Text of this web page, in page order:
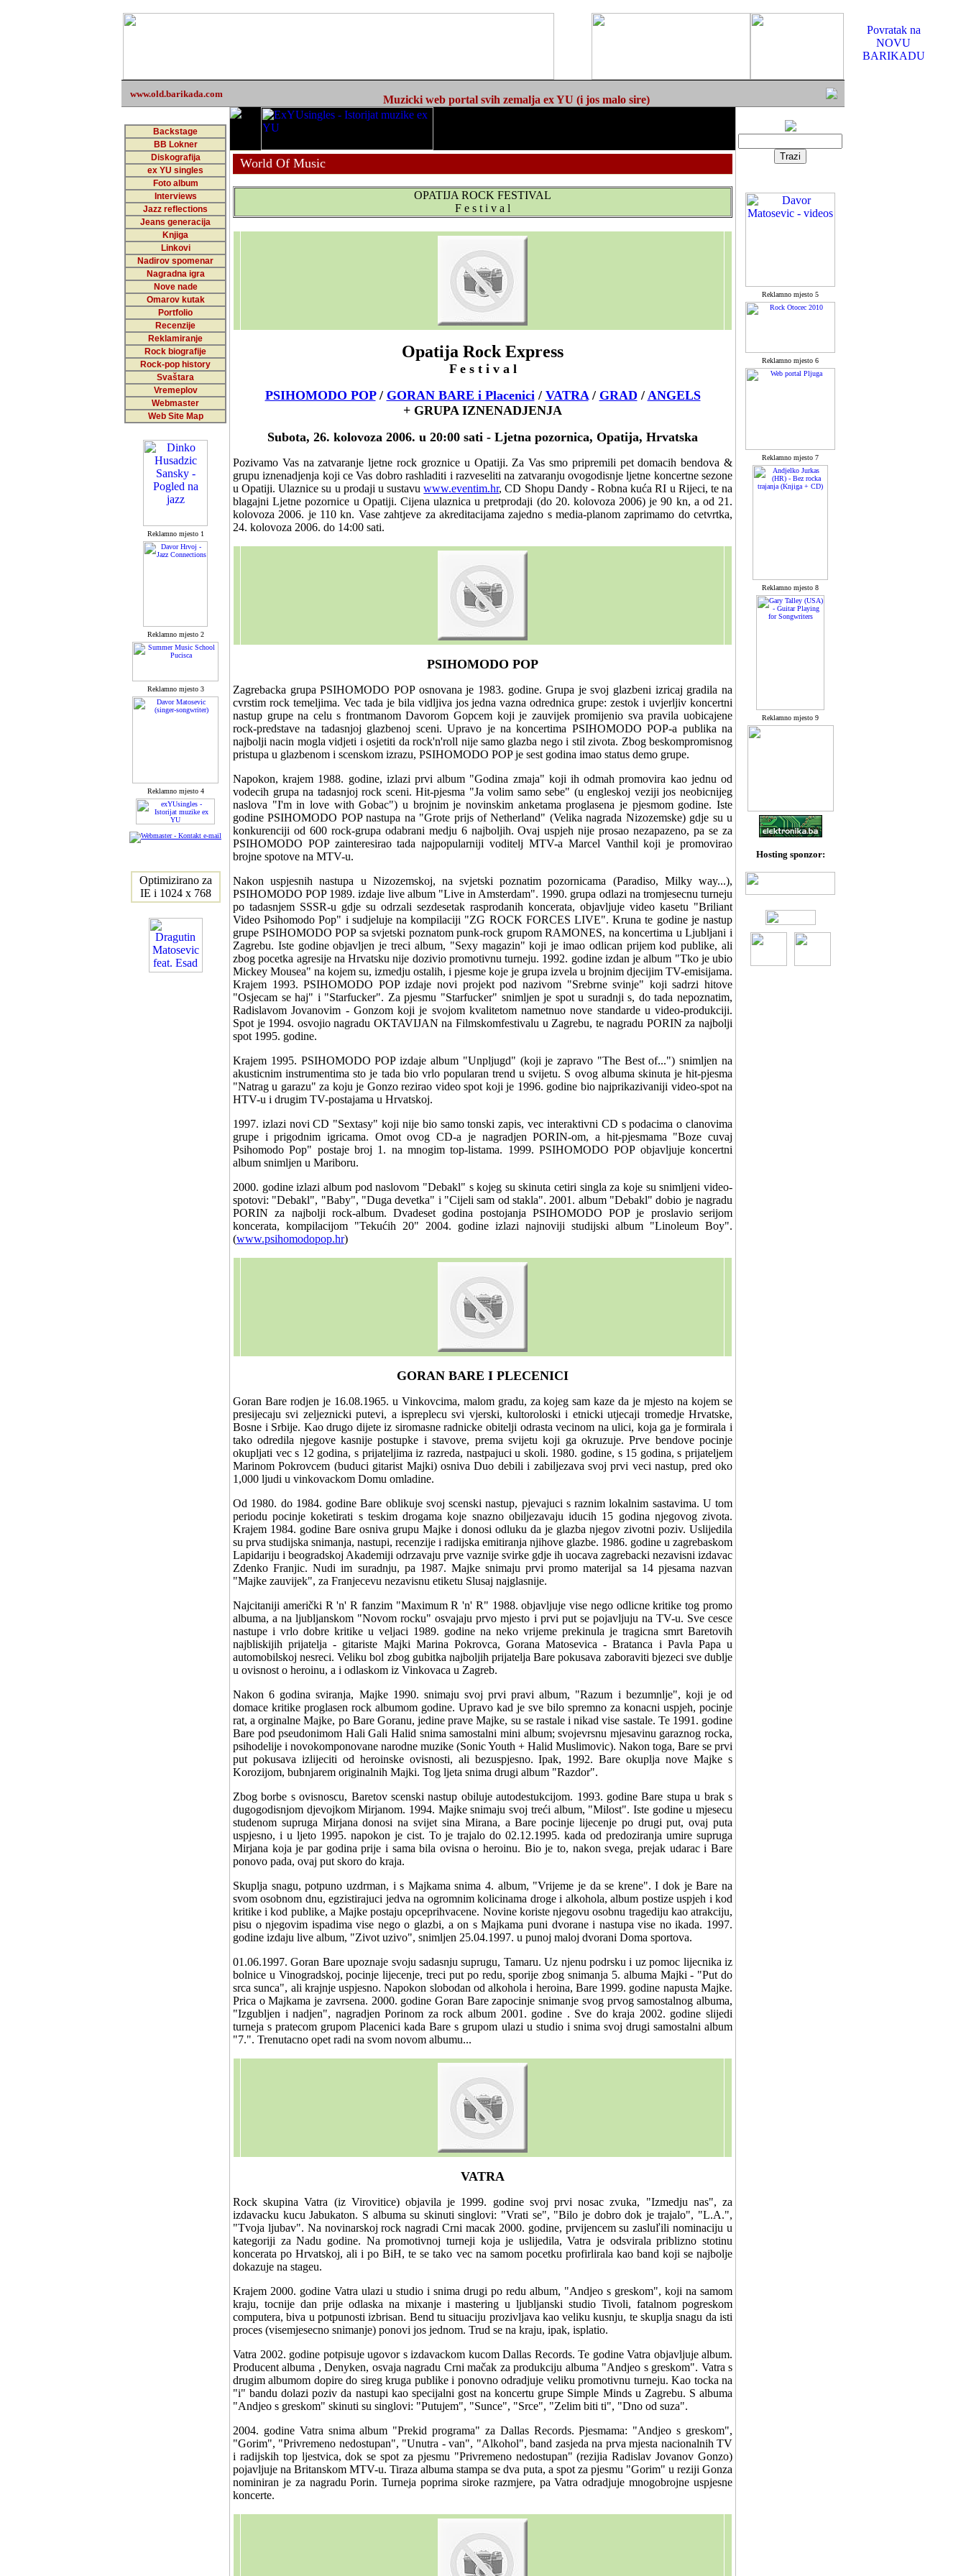
Povratak na
NOVU
BARIKADU
www.old.barikada.com Muzicki web portal svih zemalja ex YU (i jos malo sire)
Backstage
BB Lokner
Diskografija
ex YU singles
Foto album
Interviews
Jazz reflections
Jeans generacija
Knjiga
Linkovi
Nadirov spomenar
Nagradna igra
Nove nade
Omarov kutak
Portfolio
Recenzije
Reklamiranje
Rock biografije
Rock-pop history
Svaštara
Vremeplov
Webmaster
Web Site Map
Reklamno mjesto 1
Reklamno mjesto 2
Reklamno mjesto 3
Reklamno mjesto 4
Optimizirano za
IE i 1024 x 768
World Of Music
OPATIJA ROCK FESTIVAL
F e s t i v a l
Opatija Rock Express
F e s t i v a l
PSIHOMODO POP/ GORAN BARE i Placenici/ VATRA/ GRAD / ANGELS
+ GRUPA IZNENADJENJA
Subota, 26. kolovoza 2006. u 20:00 sati - Ljetna pozornica, Opatija, Hrvatska
Pozivamo Vas na zatvaranje ljetne rock groznice u Opatiji. Za Vas smo pripremili pet domacih bendova &
grupu iznenadjenja koji ce Vas dobro rashladiti i razveseliti na zatvaranju ovogodisnje ljetne koncertne sezone
u Opatiji. Ulaznice su u prodaji u sustavuwww.eventim.hr, CD Shopu Dandy - Robna kuća RI u Rijeci, te na
blagajni Ljetne pozornice u Opatiji. Cijena ulaznica u pretprodaji (do 20. kolovoza 2006) je 90 kn, a od 21.
kolovoza 2006. je 110 kn. Vase zahtjeve za akreditacijama zajedno s media-planom zaprimamo do cetvrtka,
24. kolovoza 2006. do 14:00 sati.
PSIHOMODO POP
Zagrebacka grupa PSIHOMODO POP osnovana je 1983. godine. Grupa je svoj glazbeni izricaj gradila na
cvrstim rock temeljima. Vec tada je bila vidljiva jos jedna vazna odrednica grupe: zestok i uvjerljiv koncertni
nastup grupe na celu s frontmanom Davorom Gopcem koji je zauvijek promijenio sva pravila uobicajene
rock-predstave na tadasnjoj glazbenoj sceni. Upravo je na koncertima PSIHOMODO POP-a publika na
najbolji nacin mogla vidjeti i osjetiti da rock'n'roll nije samo glazba nego i stil zivota. Zbog beskompromisnog
pristupa u glazbenom i scenskom izrazu, PSIHOMODO POP je sest godina imao status demo grupe.
Napokon, krajem 1988. godine, izlazi prvi album "Godina zmaja" koji ih odmah promovira kao jednu od
vodecih grupa na tadasnjoj rock sceni. Hit-pjesma "Ja volim samo sebe" (u engleskoj veziji jos neobicnijeg
naslova "I'm in love with Gobac") u brojnim je novinskim anketama proglasena je pjesmom godine. Iste
godine PSIHOMODO POP nastupa na "Grote prijs of Netherland" (Velika nagrada Nizozemske) gdje su u
konkurenciji od 600 rock-grupa odabrani medju 6 najboljih. Ovaj uspjeh nije prosao nezapazeno, pa se za
PSIHOMODO POP zainteresirao tada najpopularniji voditelj MTV-a Marcel Vanthil koji je promovirao
brojne spotove na MTV-u.
Nakon uspjesnih nastupa u Nizozemskoj, na svjetski poznatim pozornicama (Paradiso, Milky way...),
PSIHOMODO POP 1989. izdaje live album "Live in Amsterdam". 1990. grupa odlazi na tromjesecnu turneju
po tadasnjem SSSR-u gdje su odrzali sezdesetak rasprodanih koncerata, objavljuje video kasetu "Briliant
Video Psihomodo Pop" i sudjeluje na kompilaciji "ZG ROCK FORCES LIVE". Kruna te godine je nastup
grupe PSIHOMODO POP sa svjetski poznatom punk-rock grupom RAMONES, na koncertima u Ljubljani i
Zagrebu. Iste godine objavljen je treci album, "Sexy magazin" koji je imao odlican prijem kod publike, ali
zbog pocetka agresije na Hrvatsku nije dozivio promotivnu turneju. 1992. godine izdan je album "Tko je ubio
Mickey Mousea" na kojem su, izmedju ostalih, i pjesme koje je grupa izvela u brojnim djecijim TV-emisijama.
Krajem 1993. PSIHOMODO POP izdaje novi projekt pod nazivom "Srebrne svinje" koji sadrzi hitove
"Osjecam se haj" i "Starfucker". Za pjesmu "Starfucker" snimljen je spot u suradnji s, do tada nepoznatim,
Radislavom Jovanovim - Gonzom koji je svojom kvalitetom nametnuo nove standarde u video-produkciji.
Spot je 1994. osvojio nagradu OKTAVIJAN na Filmskomfestivalu u Zagrebu, te nagradu PORIN za najbolji
spot 1995. godine.
Krajem 1995. PSIHOMODO POP izdaje album "Unpljugd" (koji je zapravo "The Best of...") snimljen na
akusticnim instrumentima sto je tada bio vrlo popularan trend u svijetu. S ovog albuma skinuta je hit-pjesma
"Natrag u garazu" za koju je Gonzo rezirao video spot koji je 1996. godine bio najprikazivaniji video-spot na
HTV-u i drugim TV-postajama u Hrvatskoj.
1997. izlazi novi CD "Sextasy" koji nije bio samo tonski zapis, vec interaktivni CD s podacima o clanovima
grupe i prigodnim igricama. Omot ovog CD-a je nagradjen PORIN-om, a hit-pjesmama "Boze cuvaj
Psihomodo Pop" postaje broj 1. na mnogim top-listama. 1999. PSIHOMODO POP objavljuje koncertni
album snimljen u Mariboru.
2000. godine izlazi album pod naslovom "Debakl" s kojeg su skinuta cetiri singla za koje su snimljeni video-
spotovi: "Debakl", "Baby", "Duga devetka" i "Cijeli sam od stakla". 2001. album "Debakl" dobio je nagradu
PORIN za najbolji rock-album. Dvadeset godina postojanja PSIHOMODO POP je proslavio serijom
koncerata, kompilacijom "Tekućih 20" 2004. godine izlazi najnoviji studijski album "Linoleum Boy".
(www.psihomodopop.hr)
GORAN BARE I PLECENICI
Goran Bare rodjen je 16.08.1965. u Vinkovcima, malom gradu, za kojeg sam kaze da je mjesto na kojem se
presijecaju svi zeljeznicki putevi, a ispreplecu svi vjerski, kultoroloski i etnicki utjecaji tromedje Hrvatske,
Bosne i Srbije. Kao drugo dijete iz siromasne radnicke obitelji odrasta vecinom na ulici, koja ga je formirala i
tako odredila njegove kasnije postupke i stavove, prema svijetu koji ga okruzuje. Prve bendove pocinje
okupljati vec s 12 godina, s prijateljima iz razreda, nastpajuci u skoli. 1980. godine, s 15 godina, s prijateljem
Marinom Pokrovcem (buduci gitarist Majki) osniva Duo debili i zabiljezava svoj prvi veci nastup, pred oko
1,000 ljudi u vinkovackom Domu omladine.
Od 1980. do 1984. godine Bare oblikuje svoj scenski nastup, pjevajuci s raznim lokalnim sastavima. U tom
periodu pocinje koketirati s teskim drogama koje snazno obiljezavaju iducih 15 godina njegovog zivota.
Krajem 1984. godine Bare osniva grupu Majke i donosi odluku da je glazba njegov zivotni poziv. Uslijedila
su prva studijska snimanja, nastupi, recenzije i radijska emitiranja njihove glazbe. 1986. godine u zagrebaskom
Lapidariju i beogradskoj Akademiji odrzavaju prve vaznije svirke gdje ih uocava zagrebacki nezavisni izdavac
Zdenko Franjic. Nudi im suradnju, pa 1987. Majke snimaju prvi promo materijal sa 14 pjesama nazvan
"Majke zauvijek", za Franjecevu nezavisnu etiketu Slusaj najglasnije.
Najcitaniji američki R 'n' R fanzim "Maximum R 'n' R" 1988. objavljuje vise nego odlicne kritike tog promo
albuma, a na ljubljanskom "Novom rocku" osvajaju prvo mjesto i prvi put se pojavljuju na TV-u. Sve cesce
nastupe i vrlo dobre kritike u veljaci 1989. godine na neko vrijeme prekinula je tragicna smrt Baretovih
najbliskijih prijatelja - gitariste Majki Marina Pokrovca, Gorana Matosevica - Bratanca i Pavla Papa u
automobilskoj nesreci. Veliku bol zbog gubitka najboljih prijatelja Bare pokusava zaboraviti bjezeci sve dublje
u ovisnost o heroinu, a i odlaskom iz Vinkovaca u Zagreb.
Nakon 6 godina sviranja, Majke 1990. snimaju svoj prvi pravi album, "Razum i bezumnlje", koji je od
domace kritike proglasen rock albumom godine. Upravo kad je sve bilo spremno za konacni uspjeh, pocinje
rat, a orginalne Majke, po Bare Goranu, jedine prave Majke, su se rastale i nikad vise sastale. Te 1991. godine
Bare pod pseudonimom Hali Gali Halid snima samostalni mini album; svojevrsnu mjesavinu garaznog rocka,
psihodelije i novokomponovane narodne muzike (Sonic Youth + Halid Muslimovic). Nakon toga, Bare se prvi
put pokusava izlijeciti od heroinske ovisnosti, ali bezuspjesno. Ipak, 1992. Bare okuplja nove Majke s
Korozijom, bubnjarem originalnih Majki. Tog ljeta snima drugi album "Razdor".
Zbog borbe s ovisnoscu, Baretov scenski nastup obiluje autodestukcijom. 1993. godine Bare stupa u brak s
dugogodisnjom djevojkom Mirjanom. 1994. Majke snimaju svoj treći album, "Milost". Iste godine u mjesecu
studenom supruga Mirjana donosi na svijet sina Mirana, a Bare pocinje lijecenje po drugi put, ovaj puta
uspjesno, i u ljeto 1995. napokon je cist. To je trajalo do 02.12.1995. kada od predoziranja umire supruga
Mirjana koja je par godina prije i sama bila ovisna o heroinu. Bio je to, nakon svega, prejak udarac i Bare
ponovo pada, ovaj put skoro do kraja.
Skuplja snagu, potpuno uzdrman, i s Majkama snima 4. album, "Vrijeme je da se krene". I dok je Bare na
svom osobnom dnu, egzistirajuci jedva na ogromnim kolicinama droge i alkohola, album postize uspjeh i kod
kritike i kod publike, a Majke postaju opceprihvacene. Novine koriste njegovu osobnu tragediju kao atrakciju,
pisu o njegovim ispadima vise nego o glazbi, a on s Majkama puni dvorane i nastupa vise no ikada. 1997.
godine izdaju live album, "Zivot uzivo", snimljen 25.04.1997. u punoj maloj dvorani Doma sportova.
01.06.1997. Goran Bare upoznaje svoju sadasnju suprugu, Tamaru. Uz njenu podrsku i uz pomoc lijecnika iz
bolnice u Vinogradskoj, pocinje lijecenje, treci put po redu, sporije zbog snimanja 5. albuma Majki - "Put do
srca sunca", ali krajnje uspjesno. Napokon slobodan od alkohola i heroina, Bare 1999. godine napusta Majke.
Prica o Majkama je zavrsena. 2000. godine Goran Bare zapocinje snimanje svog prvog samostalnog albuma,
"Izgubljen i nadjen", nagradjen Porinom za rock album 2001. godine . Sve do kraja 2002. godine slijedi
turneja s pratecom grupom Placenici kada Bare s grupom ulazi u studio i snima svoj drugi samostalni album
"7.". Trenutacno opet radi na svom novom albumu...
VATRA
Rock skupina Vatra (iz Virovitice) objavila je 1999. godine svoj prvi nosac zvuka, "Izmedju nas", za
izdavacku kucu Jabukaton. S albuma su skinuti singlovi: "Vrati se", "Bilo je dobro dok je trajalo", "L.A.",
"Tvoja ljubav". Na novinarskoj rock nagradi Crni macak 2000. godine, prvijencem su zasluľili nominaciju u
kategoriji za Nadu godine. Na promotivnoj turneji koja je uslijedila, Vatra je odsvirala priblizno stotinu
koncerata po Hrvatskoj, ali i po BiH, te se tako vec na samom pocetku profirlirala kao band koji se najbolje
dokazuje na stageu.
Krajem 2000. godine Vatra ulazi u studio i snima drugi po redu album, "Andjeo s greskom", koji na samom
kraju, tocnije dan prije odlaska na mixanje i mastering u ljubljanski studio Tivoli, fatalnom pogreskom
computera, biva u potpunosti izbrisan. Bend tu situaciju prozivljava kao veliku kusnju, te skuplja snagu da isti
proces (visemjesecno snimanje) ponovi jos jednom. Trud se na kraju, ipak, isplatio.
Vatra 2002. godine potpisuje ugovor s izdavackom kucom Dallas Records. Te godine Vatra objavljuje album.
Producent albuma , Denyken, osvaja nagradu Crni mačak za produkciju albuma "Andjeo s greskom". Vatra s
drugim albumom dopire do sireg kruga publike i ponovno odradjuje veliku promotivnu turneju. Kao tocka na
"i" bandu dolazi poziv da nastupi kao specijalni gost na koncertu grupe Simple Minds u Zagrebu. S albuma
"Andjeo s greskom" skinuti su singlovi: "Putujem", "Sunce", "Srce", "Zelim biti ti", "Dno od suza".
2004. godine Vatra snima album "Prekid programa" za Dallas Records. Pjesmama: "Andjeo s greskom",
"Gorim", "Privremeno nedostupan", "Unutra - van", "Alkohol", band zasjeda na prva mjesta nacionalnih TV
i radijskih top ljestvica, dok se spot za pjesmu "Privremeno nedostupan" (rezijia Radislav Jovanov Gonzo)
pojavljuje na Britanskom MTV-u. Tiraza albuma stampa se dva puta, a spot za pjesmu "Gorim" u reziji Gonza
nominiran je za nagradu Porin. Turneja poprima siroke razmjere, pa Vatra odradjuje mnogobrojne uspjesne
koncerte.
Reklamno mjesto 5
Reklamno mjesto 6
Reklamno mjesto 7
Reklamno mjesto 8
Reklamno mjesto 9
Hosting sponzor: